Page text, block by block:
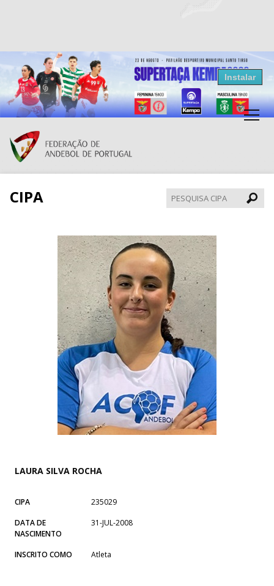
Resultados Andebol
Federação de Andebol de Portugal
Grátis - Disponivel na Play Store
Instalar
CIPA
CIPA
LAURA SILVA ROCHA
CIPA
235029
DATA DE
NASCIMENTO
31-JUL-2008
INSCRITO COMO Atleta